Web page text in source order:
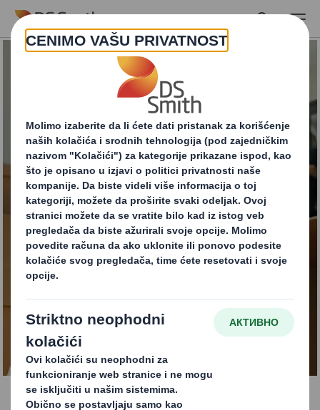
Skip to main content
Započnite ciklus!